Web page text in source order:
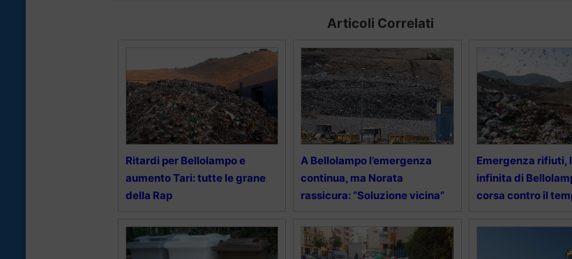
Articoli Correlati
Ritardi per Bellolampo e
aumento Tari: tutte le grane
della Rap
A Bellolampo l’emergenza
continua, ma Norata
rassicura: “Soluzione vicina”
Emergenza rifiuti,
infinita di
corsa contro il